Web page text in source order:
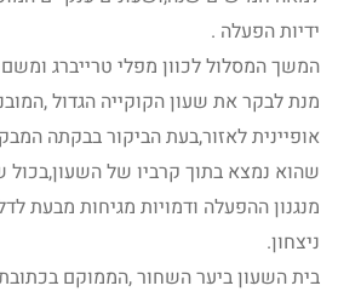
ידיות הפעלה .
מנת לבקר את שעון הקוקייה הגדול
אופיינית לאזור,בעת הביקור בבקתה
שהוא נמצא בתוך קרביו של
מנגנון ההפעלה ודמויות מגיחות מבעת
ניצחון.